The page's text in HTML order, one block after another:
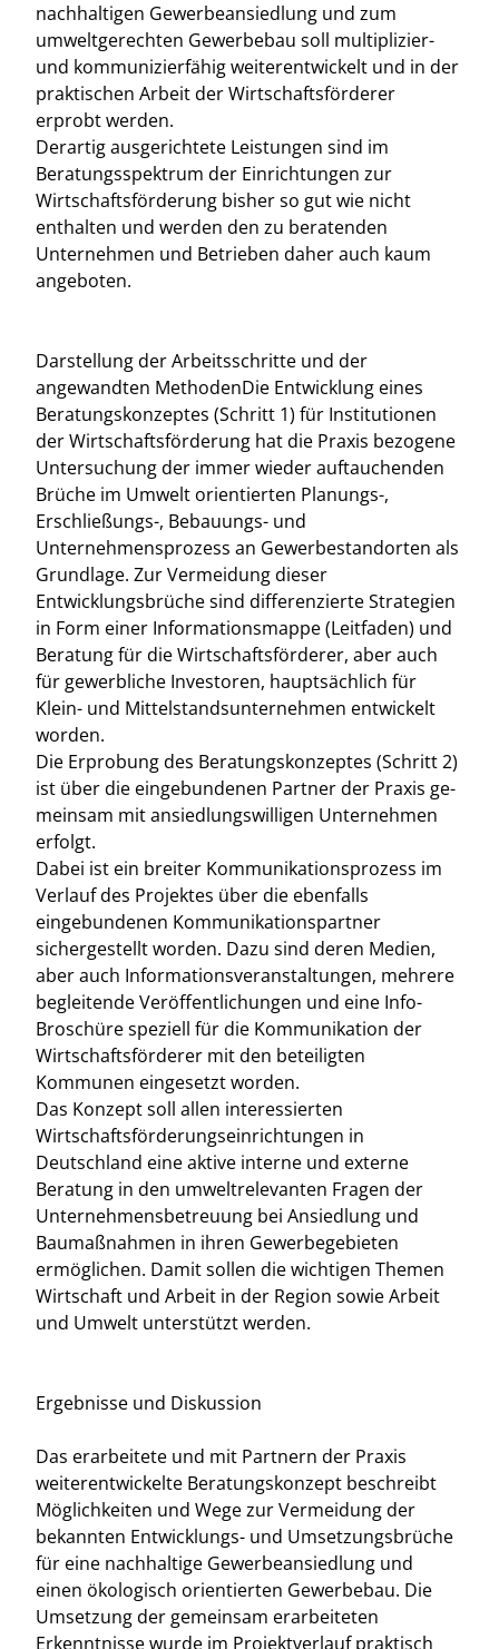
nachhaltigen Gewerbeansiedlung und zum
umweltgerechten Gewerbebau soll multiplizier-
und kommunizierfähig weiterentwickelt und in der
praktischen Arbeit der Wirtschaftsförderer
erprobt werden.
Derartig ausgerichtete Leistungen sind im
Beratungsspektrum der Einrichtungen zur
Wirtschaftsförderung bisher so gut wie nicht
enthalten und werden den zu beratenden
Unternehmen und Betrieben daher auch kaum
angeboten.
Darstellung der Arbeitsschritte und der
angewandten MethodenDie Entwicklung eines
Beratungskonzeptes (Schritt 1) für Institutionen
der Wirtschaftsförderung hat die Praxis bezogene
Untersuchung der immer wieder auftauchenden
Brüche im Umwelt orientierten Planungs-,
Erschließungs-, Bebauungs- und
Unternehmensprozess an Gewerbestandorten als
Grundlage. Zur Vermeidung dieser
Entwicklungsbrüche sind differenzierte Strategien
in Form einer Informationsmappe (Leitfaden) und
Beratung für die Wirtschaftsförderer, aber auch
für gewerbliche Investoren, hauptsächlich für
Klein- und Mittelstandsunternehmen entwickelt
worden.
Die Erprobung des Beratungskonzeptes (Schritt 2)
ist über die eingebundenen Partner der Praxis ge-
meinsam mit ansiedlungswilligen Unternehmen
erfolgt.
Dabei ist ein breiter Kommunikationsprozess im
Verlauf des Projektes über die ebenfalls
eingebundenen Kommunikationspartner
sichergestellt worden. Dazu sind deren Medien,
aber auch Informationsveranstaltungen, mehrere
begleitende Veröffentlichungen und eine Info-
Broschüre speziell für die Kommunikation der
Wirtschaftsförderer mit den beteiligten
Kommunen eingesetzt worden.
Das Konzept soll allen interessierten
Wirtschaftsförderungseinrichtungen in
Deutschland eine aktive interne und externe
Beratung in den umweltrelevanten Fragen der
Unternehmensbetreuung bei Ansiedlung und
Baumaßnahmen in ihren Gewerbegebieten
ermöglichen. Damit sollen die wichtigen Themen
Wirtschaft und Arbeit in der Region sowie Arbeit
und Umwelt unterstützt werden.
Ergebnisse und Diskussion
Das erarbeitete und mit Partnern der Praxis
weiterentwickelte Beratungskonzept beschreibt
Möglichkeiten und Wege zur Vermeidung der
bekannten Entwicklungs- und Umsetzungsbrüche
für eine nachhaltige Gewerbeansiedlung und
einen ökologisch orientierten Gewerbebau. Die
Umsetzung der gemeinsam erarbeiteten
Erkenntnisse wurde im Projektverlauf praktisch